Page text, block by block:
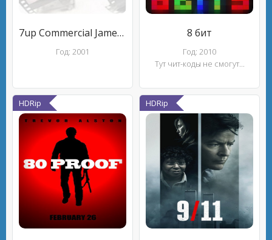
7up Commercial James Bond Theme
Год: 2001
8 бит
Год: 2010
Тут чит-коды не смогут...
HDRip HDRip